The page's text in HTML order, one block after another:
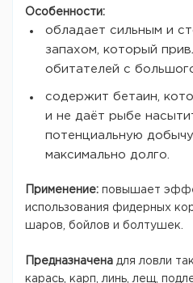
Особенности:
обладает сильным и
запахом, который
обитателей с
содержит бетаин,
и не даёт рыбе
потенциальную
максимально долго.
Применение: повышает
использования фидерных
шаров, бойлов и болтушек.
Предназначена для ловли
карась, карп, линь, лещ,